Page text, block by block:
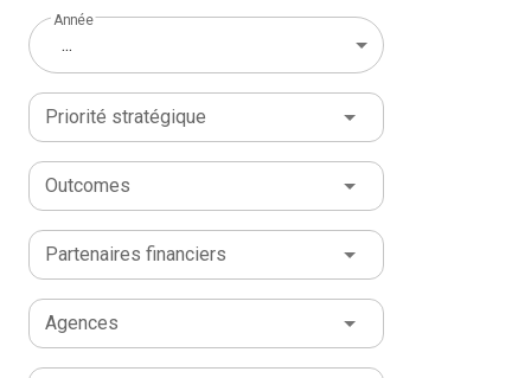
Année
...
Priorité stratégique
Outcomes
Partenaires financiers
Agences